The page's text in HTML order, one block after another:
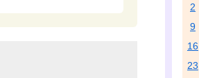
2
9
16
23